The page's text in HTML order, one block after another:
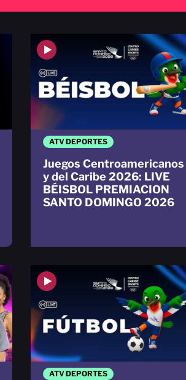
ATV DEPORTES
Juegos Centroamericanos
y del Caribe 2026: LIVE
BÉISBOL PREMIACION
SANTO DOMINGO 2026
ATV DEPORTES